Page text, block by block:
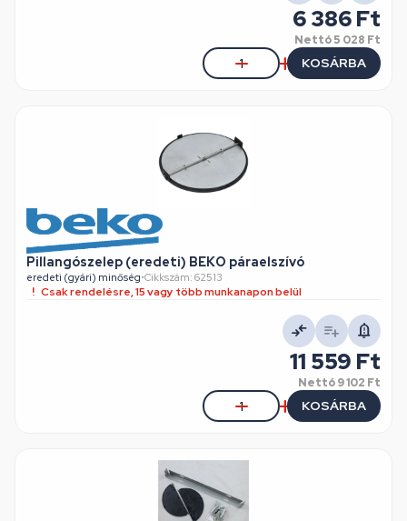
6 386 Ft
Nettó5 028 Ft
KOSÁRBA
Pillangószelep (eredeti) BEKO páraelszívó
eredeti (gyári) minőség•Cikkszám: 62513
Csak rendelésre, 15 vagy több munkanapon belül
11 559 Ft
Nettó9 102 Ft
KOSÁRBA